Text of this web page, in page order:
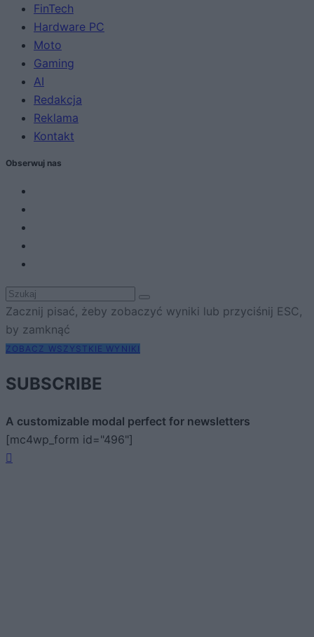
FinTech
Hardware PC
Moto
Gaming
AI
Redakcja
Reklama
Kontakt
Obserwuj nas
Zacznij pisać, żeby zobaczyć wyniki lub przyciśnij ESC,
by zamknąć
ZOBACZ WSZYSTKIE WYNIKI
SUBSCRIBE
A customizable modal perfect for newsletters
[mc4wp_form id="496"]